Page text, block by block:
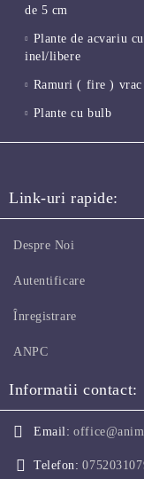
de 5 cm
Plante de acvariu cu
inel/libere
Ramuri ( fire ) vrac
Plante cu bulb
Link-uri rapide:
Despre Noi
Autentificare
Înregistrare
ANPC
Informatii contact:
Email:
Telefon: